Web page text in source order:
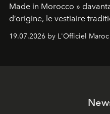
Made in Morocco »
d’origine, le vestiaire
d’expérimentation. Avec
révise les proportions et
19.07.2026 by L'Officiel Maroc